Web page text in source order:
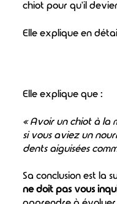
chiot pour qu'il
Elle explique en détail
Elle explique que :
« Avoir un chiot à la
si vous aviez un
dents aiguisées
Sa conclusion est la
ne doit pas vous